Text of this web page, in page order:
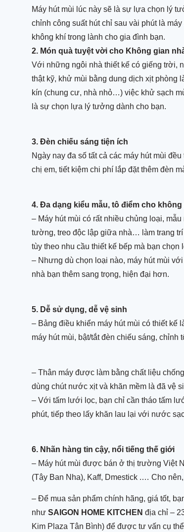
Tủ lạnh / Tủ rượu
Khóa điện tử
Phụ kiện tủ bếp
Máy hút mùi lúc này sẽ là sự lựa chọn lý
chỉnh công suất hút chỉ sau vài phút là
không khí trong lành cho gia đình bạn.
2. Món quà tuyệt vời cho Không gian
Với những ngôi nhà thiết kế có giếng trời,
thật kỹ, khử mùi bằng dung dịch xịt phòng
kín (chung cư, nhà nhỏ…) việc khử sạch
là sự chọn lựa lý tưởng dành cho bạn.
3. Đèn chiếu sáng tiện ích
Ngày nay đa số tất cả các máy hút mùi
chị em, tiết kiệm chi phí lắp đặt thêm đèn
4. Đa dạng kiểu mẫu, tô điểm cho không
– Máy hút mùi có rất nhiều chủng loại,
tường, treo độc lập giữa nhà… làm trang
tùy theo nhu cầu thiết kế bếp mà bạn chọn
– Nhưng dù chọn loại nào, máy hút mùi
nhà bạn thêm sang trọng, hiện đại hơn.
5. Dễ sử dụng, dễ vệ sinh
– Bảng điều khiển máy hút mùi có thiết kế
máy hút mùi, bật/tắt đèn chiếu sáng, chỉnh
– Thân máy được làm bằng chất liệu
dùng chút nước xịt và khăn mềm là đã vệ
– Với tấm lưới lọc, bạn chỉ cần tháo tấm
phút, tiếp theo lấy khăn lau lại với nước
6. Nhãn hàng tin cậy, nổi tiếng thế giới
– Máy hút mùi được bán ở thị trường Việt
(Tây Ban Nha), Kaff, Dmestick .… Cho
– Để mua sản phẩm chính hãng, giá tốt,
như SAIGON HOME KITCHEN địa chỉ –
Kim Plaza Tân Bình) để được tư vấn cụ